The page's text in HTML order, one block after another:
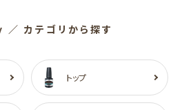
／ カテゴリから探す
トップ